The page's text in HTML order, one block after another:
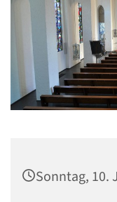
Sonntag, 10.